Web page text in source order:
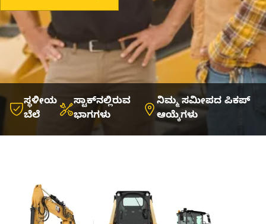
ಸ್ಥಳೀಯ
ಬೆಲೆ
ಸ್ಟಾಕ್‌ನಲ್ಲಿರುವ
ಭಾಗಗಳು
ನಿಮ್ಮ ಸಮೀಪದ ಪಿಕಪ್
ಆಯ್ಕೆಗಳು